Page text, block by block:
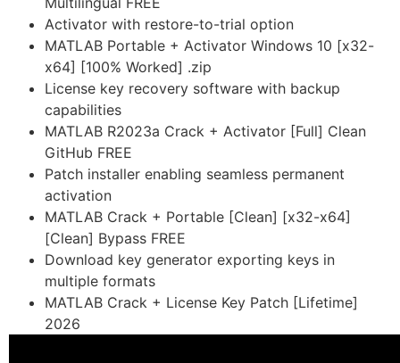
Activator with restore-to-trial option
MATLAB Portable + Activator Windows 10 [x32-
x64] [100% Worked] .zip
License key recovery software with backup
capabilities
MATLAB R2023a Crack + Activator [Full] Clean
GitHub FREE
Patch installer enabling seamless permanent
activation
MATLAB Crack + Portable [Clean] [x32-x64]
[Clean] Bypass FREE
Download key generator exporting keys in
multiple formats
MATLAB Crack + License Key Patch [Lifetime]
2026